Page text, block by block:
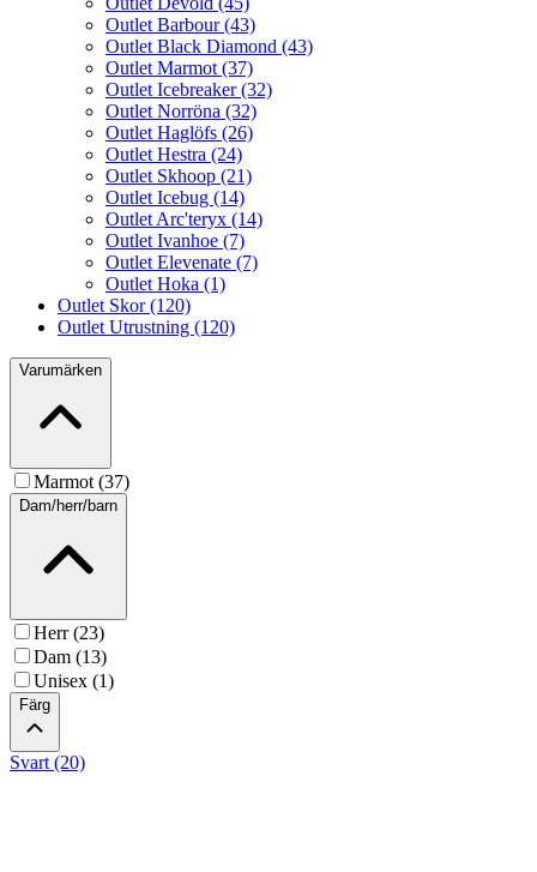
Outlet Barbour (43)
Outlet Black Diamond (43)
Outlet Marmot (37)
Outlet Icebreaker (32)
Outlet Norröna (32)
Outlet Haglöfs (26)
Outlet Hestra (24)
Outlet Skhoop (21)
Outlet Icebug (14)
Outlet Arc'teryx (14)
Outlet Ivanhoe (7)
Outlet Elevenate (7)
Outlet Hoka (1)
Outlet Skor (120)
Outlet Utrustning (120)
Varumärken
Marmot (37)
Dam/herr/barn
Herr (23)
Dam (13)
Unisex (1)
Färg
Svart (20)